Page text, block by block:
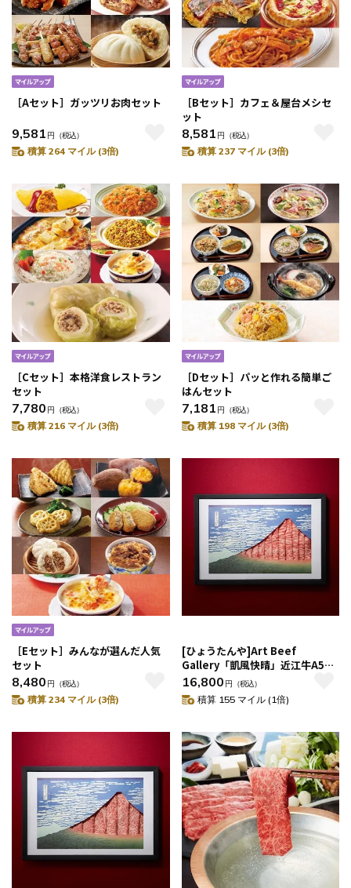
［Aセット］ガッツリお肉セット
9,581 円 （税込）
積算 264 マイル (3倍)
［Bセット］カフェ＆屋台メシセ
ット
8,581 円 （税込）
積算 237 マイル (3倍)
［Cセット］本格洋食レストラン
セット
7,780 円 （税込）
積算 216 マイル (3倍)
［Dセット］パッと作れる簡単ご
はんセット
7,181 円 （税込）
積算 198 マイル (3倍)
［Eセット］みんなが選んだ人気
セット
8,480 円 （税込）
積算 234 マイル (3倍)
[ひょうたんや]Art Beef
Gallery「凱風快晴」近江牛A5ラ
ンク（サーロイン500g）
16,800 円 （税込）
積算 155 マイル (1倍)